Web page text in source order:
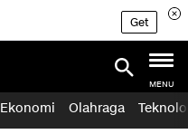
Get
MENU
Ekonomi Olahraga